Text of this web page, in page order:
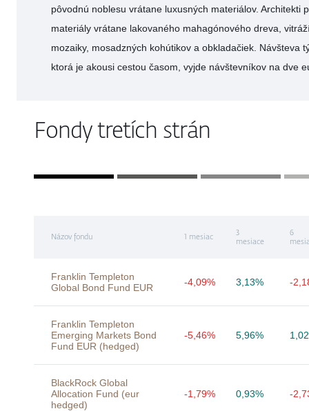
pôvodnú noblesu vrátane luxusných materiálov. Architekti
materiály vrátane lakovaného mahagónového dreva,
mozaiky, mosadzných kohútikov a obkladačiek. Návšteva
ktorá je akousi cestou časom, vyjde návštevníkov na dve
Fondy tretích strán
Názov fondu 1 mesiac
3
mesiace
6
Franklin Templeton
Global Bond Fund EUR
-4,09% 3,13% -
Franklin Templeton
Emerging Markets Bond
Fund EUR (hedged)
-5,46% 5,96%
BlackRock Global
Allocation Fund (eur
hedged)
-1,79% 0,93% -